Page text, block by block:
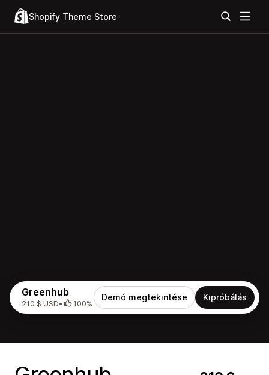
Shopify Theme Store
Greenhub
210 $ USD• 100%
Demó megtekintése Kipróbálás